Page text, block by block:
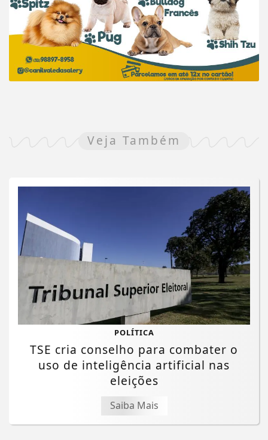
Veja Também
POLÍTICA
TSE cria conselho para combater o
uso de inteligência artificial nas
eleições
Saiba Mais